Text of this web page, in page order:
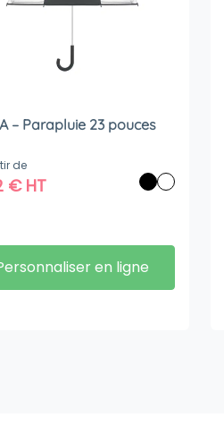
– Parapluie 23 pouces
de
€HT
en ligne